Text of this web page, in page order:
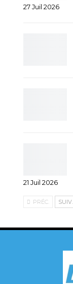
27 Juil 2026
21 Juil 2026
PRÉC. SUIV.